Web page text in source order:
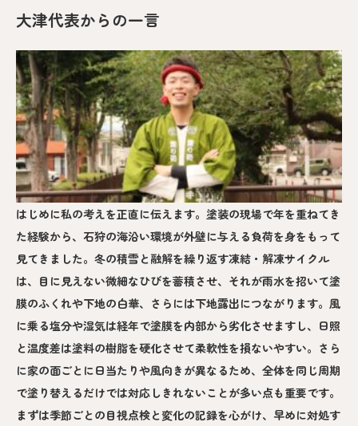
大津代表からの一言
はじめに私の考えを正直に伝えます。塗装の現場で年を重ねてき
た経験から、石狩の海沿い環境が外壁に与える負荷を身をもって
見てきました。冬の積雪と融解を繰り返す凍結・解凍サイクル
は、目に見えない微細なひびを蓄積させ、それが雨水を招いて塗
膜のふくれや下地の白華、さらには下地露出につながります。風
に乗る塩分や湿気は経年で塗膜を内部から劣化させますし、日照
と温度差は塗料の樹脂を硬化させて柔軟性を損ないやすい。さら
に家の面ごとに日当たりや風向きが異なるため、全体を同じ周期
で塗り替えるだけでは対応しきれないことが多い点も重要です。
まずは季節ごとの目視点検と変化の記録を心がけ、早めに対処す